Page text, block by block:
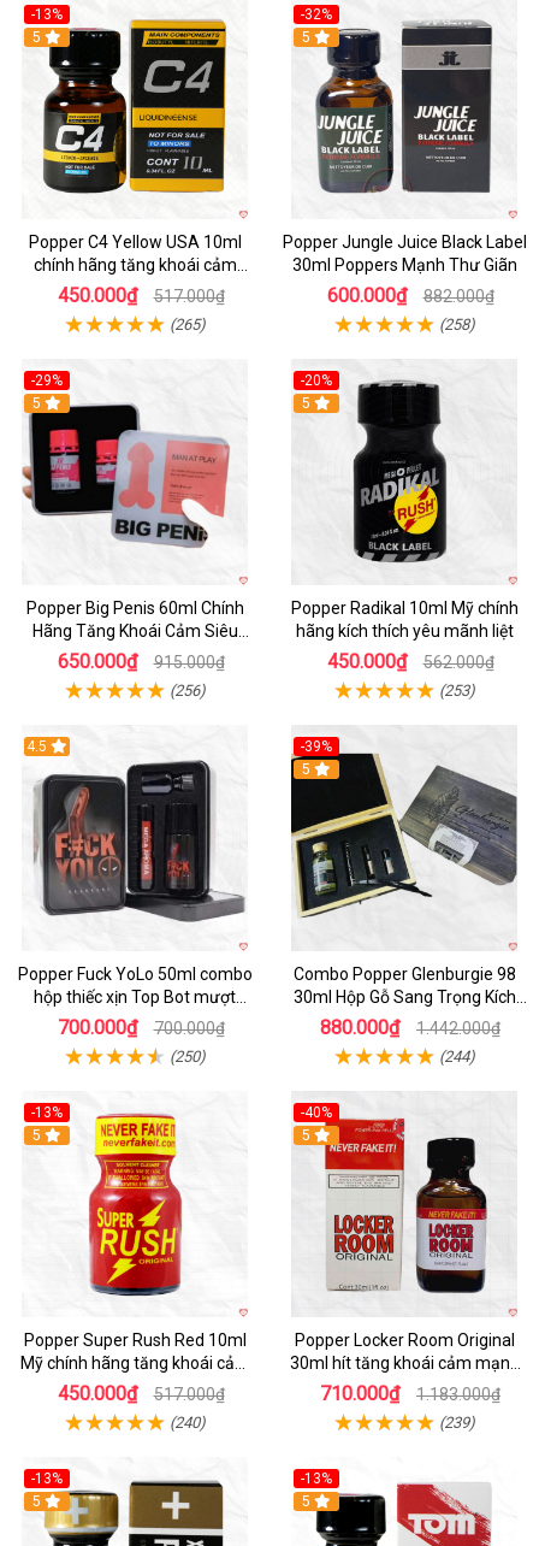
-13%
Hot
5
Popper C4 Yellow USA 10ml
chính hãng tăng khoái cảm
mạnh mẽ
450.000₫ 517.000₫
(265)
-32%
5
Popper Jungle Juice Black Label
30ml Poppers Mạnh Thư Giãn
600.000₫ 882.000₫
(258)
-29%
5
Popper Big Penis 60ml Chính
Hãng Tăng Khoái Cảm Siêu
Mạnh Cho Top Bot
650.000₫ 915.000₫
(256)
-20%
5
Popper Radikal 10ml Mỹ chính
hãng kích thích yêu mãnh liệt
450.000₫ 562.000₫
(253)
4.5
Popper Fuck YoLo 50ml combo
hộp thiếc xịn Top Bot mượt
nhanh
700.000₫ 700.000₫
(250)
-39%
5
Combo Popper Glenburgie 98
30ml Hộp Gỗ Sang Trọng Kích
Thích Mạnh
880.000₫ 1.442.000₫
(244)
-13%
Hot
5
Popper Super Rush Red 10ml
Mỹ chính hãng tăng khoái cảm
nhanh
450.000₫ 517.000₫
(240)
-40%
5
Popper Locker Room Original
30ml hít tăng khoái cảm mạnh
mẽ chính hãng
710.000₫ 1.183.000₫
(239)
-13%
Hot
5
-13%
5